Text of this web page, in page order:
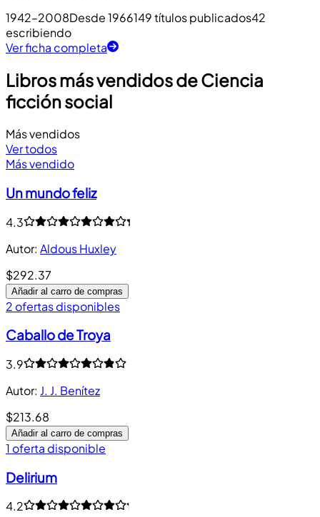
1942–2008Desde 1966149 títulos publicados42
escribiendo
Ver ficha completa
Libros más vendidos de Ciencia
ficción social
Más vendidos
Ver todos
Más vendido
Un mundo feliz
4.3
Autor: Aldous Huxley
$292.37
Añadir al carro de compras
2 ofertas disponibles
Caballo de Troya
3.9
Autor: J. J. Benítez
$213.68
Añadir al carro de compras
1 oferta disponible
Delirium
4.2